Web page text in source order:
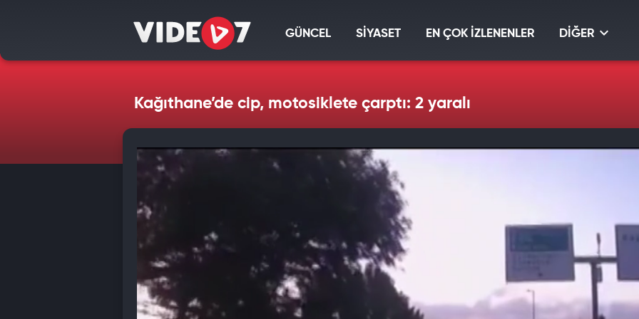
GÜNCEL SİYASET EN ÇOK İZLENENLER DİĞER
Kağıthane’de cip, motosiklete çarptı: 2 yaralı